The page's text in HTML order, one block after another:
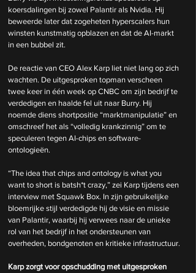
koersdalingen bij zowel Palantir als Nvidia. Hij
beweerde later dat zogeheten hyperscalers hun
winsten kunstmatig opblazen en dat de AI-markt
in een bubbel zit.
De reactie van CEO Alex Karp liet niet lang op zich
wachten. De uitgesproken topman verscheen
twee keer in één week op CNBC om zijn bedrijf te
verdedigen en haalde fel uit naar Burry. Hij
noemde diens shortpositie “marktmanipulatie” en
omschreef het als “volledig krankzinnig” om te
speculeren tegen AI-chips en software-
ontologieën.
“The idea that chips and ontology is what you
want to short is batsh*t crazy,” zei Karp tijdens een
interview met Squawk Box. In zijn gebruikelijke
bloemrijke stijl verdedigde hij de visie en missie
van Palantir, waarbij hij verwees naar de unieke
rol van het bedrijf in het ondersteunen van
overheden, bondgenoten en kritieke infrastructuur.
Karp zorgt voor opschudding met uitgesproken